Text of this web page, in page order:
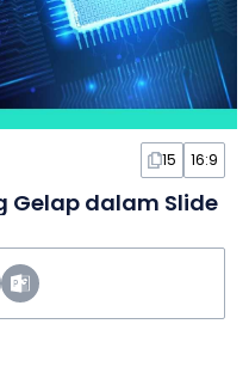
15 16:9
Gelap dalam Slide